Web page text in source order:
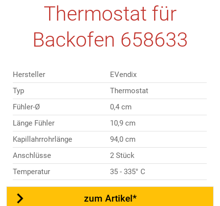
Thermostat für
Backofen 658633
Hersteller
EVendix
Typ
Thermostat
Fühler-Ø
0,4 cm
Länge Fühler
10,9 cm
Kapillahrrohrlänge
94,0 cm
Anschlüsse
2 Stück
Temperatur
35 - 335° C
zum Artikel*